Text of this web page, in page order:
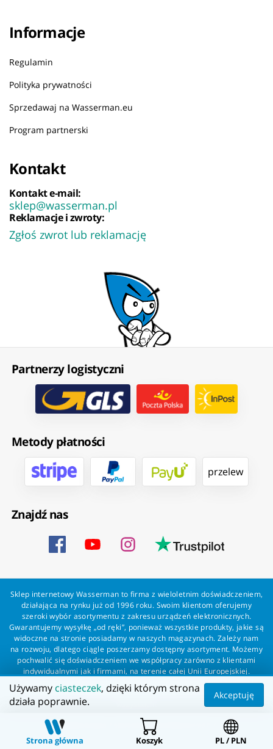
Informacje
Regulamin
Polityka prywatności
Sprzedawaj na Wasserman.eu
Program partnerski
Kontakt
Kontakt e-mail:
sklep@wasserman.pl
Reklamacje i zwroty:
Zgłoś zwrot lub reklamację
Partnerzy logistyczni
Metody płatności
przelew
Znajdź nas
Sklep internetowy Wasserman to firma z wieloletnim doświadczeniem,
działająca na rynku już od 1996 roku. Swoim klientom oferujemy
szeroki wybór asortymentu z zakresu urządzeń elektronicznych.
Gwarantujemy wysyłkę „od ręki”, ponieważ wszystkie produkty, jakie są
widoczne na stronie posiadamy w naszych magazynach. Zależy nam
na rozwoju, dlatego ciągle poszerzamy dostępny asortyment. Możemy
pochwalić się doświadczeniem we współpracy zarówno z klientami
indywidualnymi jak i firmami, na terenie całej Unii Europejskiej.
Zapewniamy profesjonalną obsługę każdego klienta oraz szybką i
bezproblemową realizację zamówień. Wasserman - wszystko dla
Wszelkie prawa zastrzeżone dla Wasserman.eu
Strona główna Koszyk PL / PLN
Używamy ciasteczek, dzięki którym strona
działa poprawnie.
Akceptuję